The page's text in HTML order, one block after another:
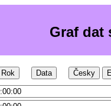
Graf dat
Rok Data Česky